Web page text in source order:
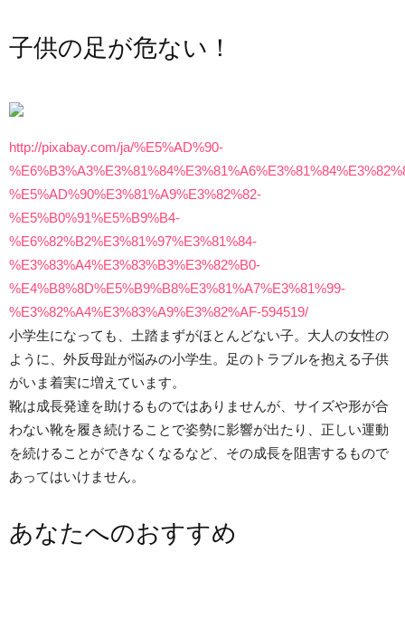
子供の足が危ない！
http://pixabay.com/ja/%E5%AD%90-
%E5%AD%90%E3%81%A9%E3%82%82-
%E5%B0%91%E5%B9%B4-
%E6%82%B2%E3%81%97%E3%81%84-
%E3%83%A4%E3%83%B3%E3%82%B0-
%E4%B8%8D%E5%B9%B8%E3%81%A7%E3%81%99-
%E3%82%A4%E3%83%A9%E3%82%AF-594519/
小学生になっても、土踏まずがほとんどない子。大人の女性の
ように、外反母趾が悩みの小学生。足のトラブルを抱える子供
がいま着実に増えています。
靴は成長発達を助けるものではありませんが、サイズや形が合
わない靴を履き続けることで姿勢に影響が出たり、正しい運動
を続けることができなくなるなど、その成長を阻害するもので
あってはいけません。
あなたへのおすすめ